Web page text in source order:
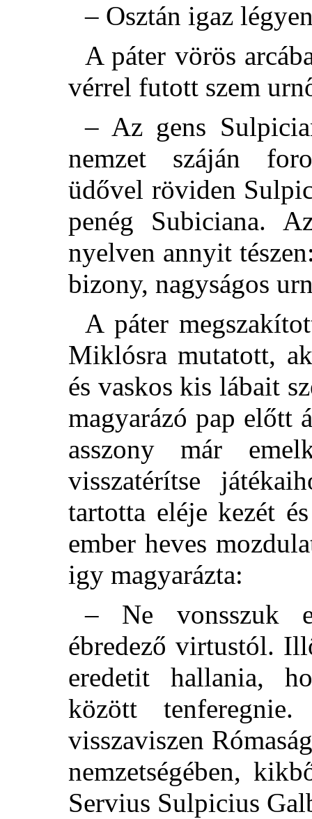
– Osztán igaz
A páter vörös
vérrel futott szem
– Az gens
nemzet száján
üdővel röviden
penég Subiciana.
nyelven annyit
bizony, nagyságos
A páter
Miklósra mutatott,
és vaskos kis lábait
magyarázó pap előtt
asszony már
visszatérítse
tartotta eléje kezét
ember heves
igy magyarázta:
– Ne vonsszuk
ébredező virtustól.
eredetit hallania,
között
visszaviszen
nemzetségében,
Servius Sulpicius